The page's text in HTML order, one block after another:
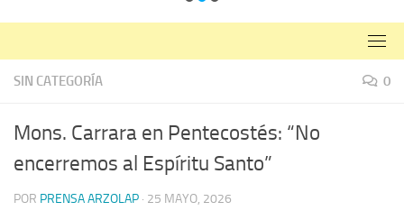
SIN CATEGORÍA 0
Mons. Carrara en Pentecostés: “No
encerremos al Espíritu Santo”
POR PRENSA ARZOLAP · 25 MAYO, 2026